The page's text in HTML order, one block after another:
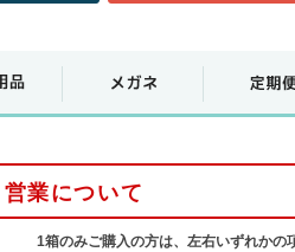
業について
1箱のみご購入の方は、左右いずれかの